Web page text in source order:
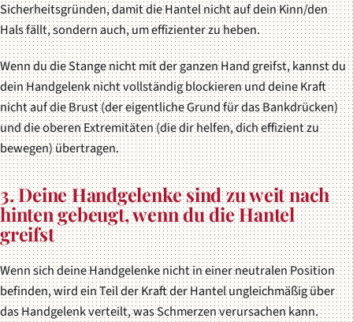
Sicherheitsgründen, damit die Hantel nicht auf dein Kinn/den
Hals fällt, sondern auch, um effizienter zu heben.
Wenn du die Stange nicht mit der ganzen Hand greifst, kannst du
dein Handgelenk nicht vollständig blockieren und deine Kraft
nicht auf die Brust (der eigentliche Grund für das Bankdrücken)
und die oberen Extremitäten (die dir helfen, dich effizient zu
bewegen) übertragen.
3. Deine Handgelenke sind zu weit nach
hinten gebeugt, wenn du die Hantel
greifst
Wenn sich deine Handgelenke nicht in einer neutralen Position
befinden, wird ein Teil der Kraft der Hantel ungleichmäßig über
das Handgelenk verteilt, was Schmerzen verursachen kann.